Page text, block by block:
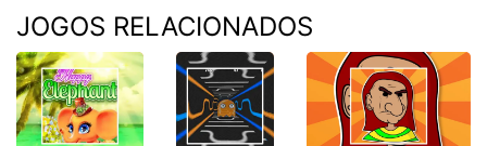
JOGOS RELACIONADOS